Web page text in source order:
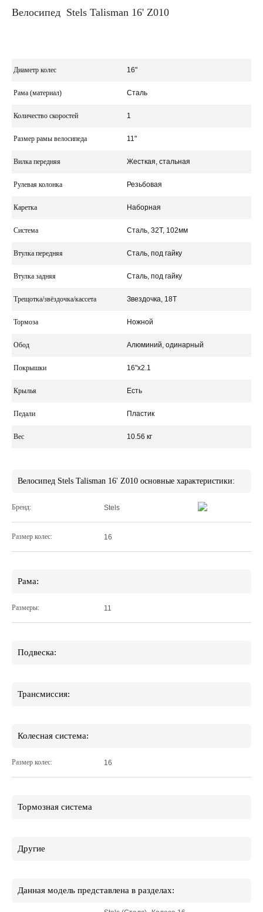
Велосипед Stels Talisman 16' Z010
Диаметр колес 16"
Рама (материал) Сталь
Количество скоростей 1
Размер рамы велосипеда 11"
Вилка передняя Жесткая, стальная
Рулевая колонка Резьбовая
Каретка Наборная
Система Сталь, 32Т, 102мм
Втулка передняя Сталь, под гайку
Втулка задняя Сталь, под гайку
Трещотка/звёздочка/кассета Звездочка, 18Т
Тормоза Ножной
Обод Алюминий, одинарный
Покрышки 16"х2.1
Крылья Есть
Педали Пластик
Вес 10.56 кг
Велосипед Stels Talisman 16' Z010 основные характеристики:
Бренд: Stels
Размер колес: 16
Рама:
Размеры: 11
Подвеска:
Трансмиссия:
Колесная система:
Размер колес: 16
Тормозная система
Другие
Данная модель представлена в разделах: